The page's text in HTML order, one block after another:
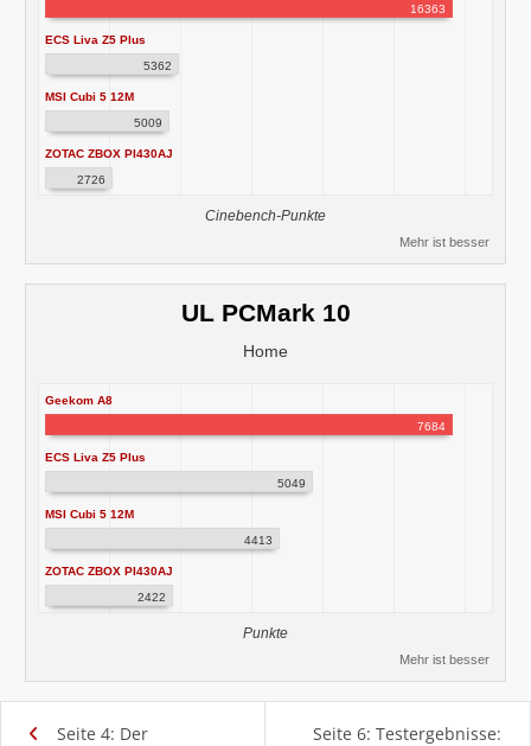
16363
ECS Liva Z5 Plus
5362
MSI Cubi 5 12M
5009
ZOTAC ZBOX PI430AJ
2726
Cinebench-Punkte
Mehr ist besser
UL PCMark 10
Home
Geekom A8
7684
ECS Liva Z5 Plus
5049
MSI Cubi 5 12M
4413
ZOTAC ZBOX PI430AJ
2422
Punkte
Mehr ist besser
Seite 4: Der
Seite 6: Testergebnisse: